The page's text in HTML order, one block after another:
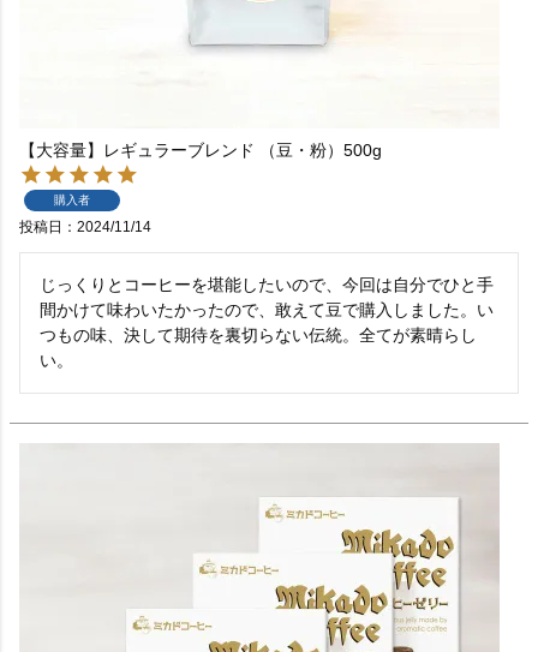
【大容量】レギュラーブレンド （豆・粉）500g
購入者
投稿日 2024/11/14
じっくりとコーヒーを堪能したいので、今回は自分でひと手
間かけて味わいたかったので、敢えて豆で購入しました。い
つもの味、決して期待を裏切らない伝統。全てが素晴らし
い。